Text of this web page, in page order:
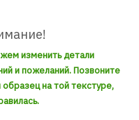
изменить детали
и пожеланий. Позвоните
на той текстуре,